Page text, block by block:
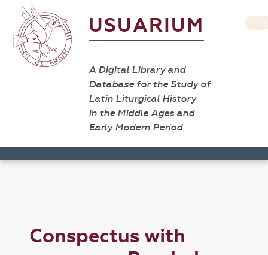
USUARIUM
A Digital Library and
Database for the Study of
Latin Liturgical History
in the Middle Ages and
Early Modern Period
Conspectus with